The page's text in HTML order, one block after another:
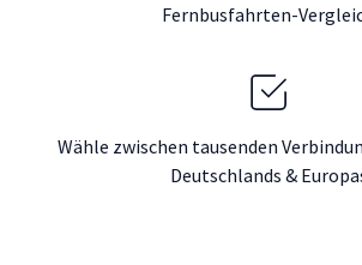
Fernbusfahrten-
Wähle zwischen tausenden
Deutschlands &